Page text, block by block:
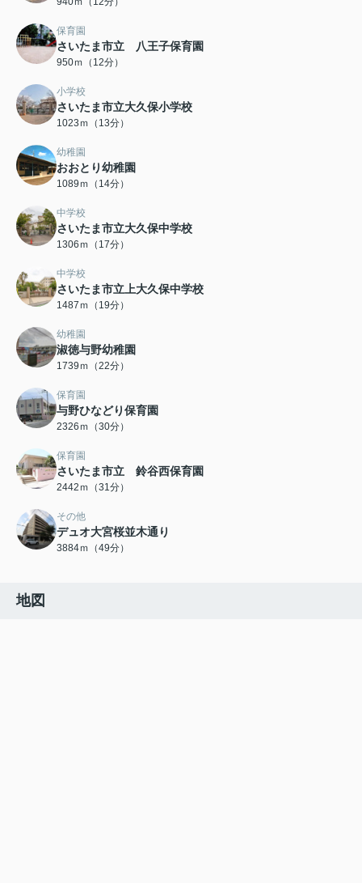
保育園
さいたま市立 八王子保育園
950ｍ（12分）
小学校
さいたま市立大久保小学校
1023ｍ（13分）
幼稚園
おおとり幼稚園
1089ｍ（14分）
中学校
さいたま市立大久保中学校
1306ｍ（17分）
中学校
さいたま市立上大久保中学校
1487ｍ（19分）
幼稚園
淑徳与野幼稚園
1739ｍ（22分）
保育園
与野ひなどり保育園
2326ｍ（30分）
保育園
さいたま市立 鈴谷西保育園
2442ｍ（31分）
その他
デュオ大宮桜並木通り
3884ｍ（49分）
地図